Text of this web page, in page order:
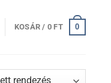
KOSÁR / 0 FT 0